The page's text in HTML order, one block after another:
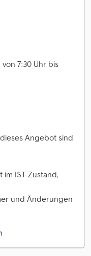
7:30 Uhr bis
Angebot sind
IST-Zustand,
und Änderungen